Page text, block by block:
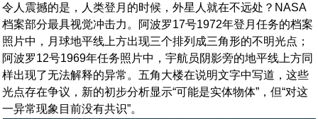
令人震撼的是，人类登月的时候，外星人就在不远处？NASA
档案部分最具视觉冲击力。阿波罗17号1972年登月任务的档案
照片中，月球地平线上方出现三个排列成三角形的不明光点；
阿波罗12号1969年任务照片中，宇航员阴影旁的地平线上方同
样出现了无法解释的异常。五角大楼在说明文字中写道，这些
光点存在争议，新的初步分析显示“可能是实体物体”，但“对这
一异常现象目前没有共识”。